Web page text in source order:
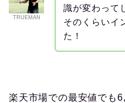
TRUEMAN
識が変わって
そのくらいイ
た！
楽天市場での最安値でも